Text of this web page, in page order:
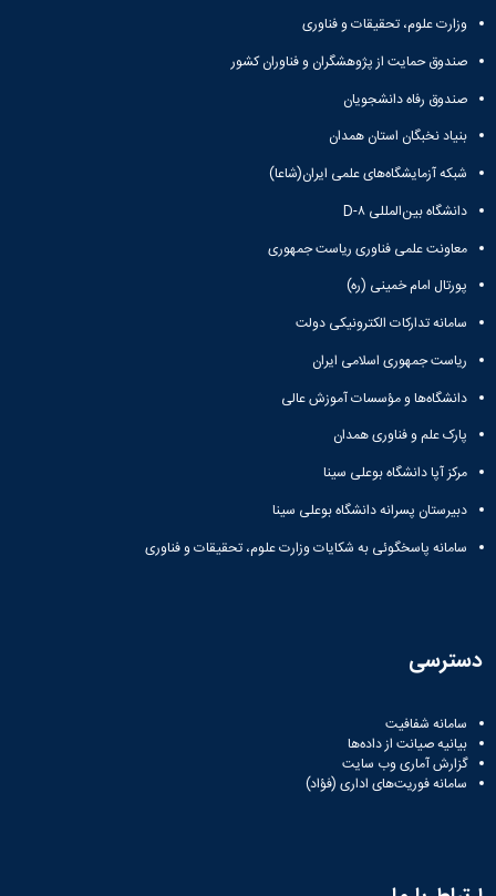
وزارت علوم، تحقیقات و فناوری
صندوق حمایت از پژوهشگران و فناوران کشور
صندوق رفاه دانشجویان
بنیاد نخبگان استان همدان
شبکه آزمایشگاه‌های علمی ایران(شاعا)
دانشگاه بین‌المللی D-۸
معاونت علمی فناوری ریاست جمهوری
پورتال امام خمینی (ره)
سامانه تدارکات الکترونیکی دولت
ریاست جمهوری اسلامی ایران
دانشگاه‌ها و مؤسسات آموزش عالی
پارک علم و فناوری همدان
مرکز آپا دانشگاه بوعلی سینا
دبیرستان پسرانه دانشگاه بوعلی سینا
سامانه پاسخگوئی به شکایات وزارت علوم، تحقیقات و فناوری
دسترسی
سامانه شفافیت
بیانیه صیانت از داده‌ها
گزارش آماری وب‌ سایت
سامانه فوریت‌های اداری (فؤاد)